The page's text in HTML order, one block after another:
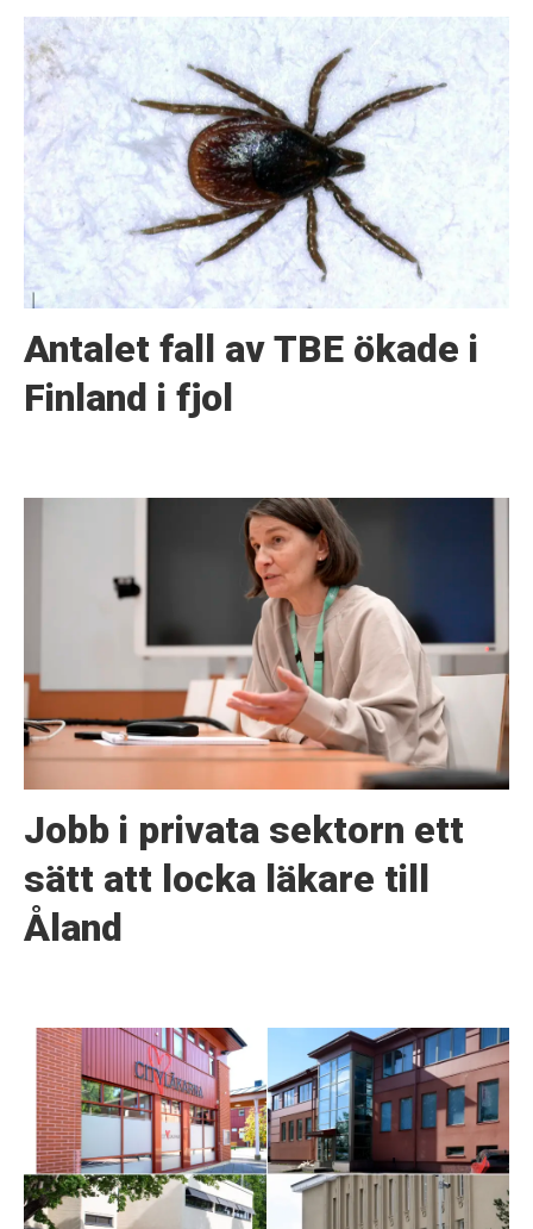
Antalet fall av TBE ökade i
Finland i fjol
Jobb i privata sektorn ett
sätt att locka läkare till
Åland